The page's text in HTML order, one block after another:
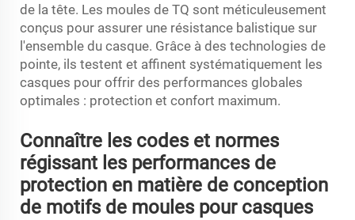
de la tête. Les moules de TQ sont méticuleusement
conçus pour assurer une résistance balistique sur
l'ensemble du casque. Grâce à des technologies de
pointe, ils testent et affinent systématiquement les
casques pour offrir des performances globales
optimales : protection et confort maximum.
Connaître les codes et normes
régissant les performances de
protection en matière de conception
de motifs de moules pour casques